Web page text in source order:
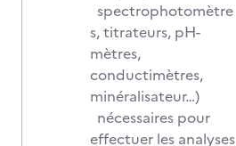
spectrophotomètre
s, titrateurs, pH-
mètres,
conductimètres,
minéralisateur…)
nécessaires pour
effectuer les analyses